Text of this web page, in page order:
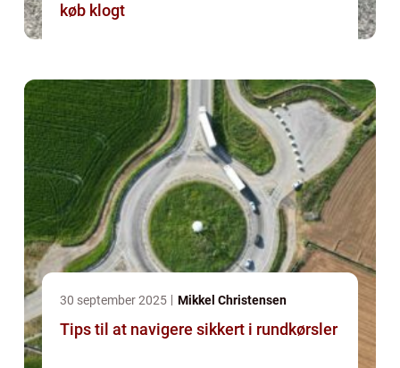
køb klogt
30 september 2025 Mikkel Christensen
Tips til at navigere sikkert i rundkørsler